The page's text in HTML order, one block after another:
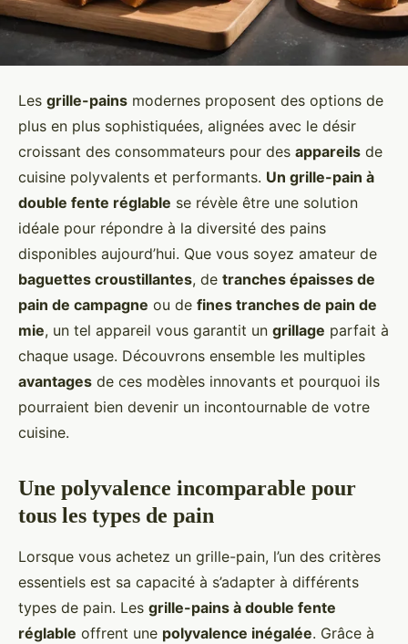
Les grille-pains modernes proposent des options de
plus en plus sophistiquées, alignées avec le désir
croissant des consommateurs pour des appareils de
cuisine polyvalents et performants. Un grille-pain à
double fente réglable se révèle être une solution
idéale pour répondre à la diversité des pains
disponibles aujourd’hui. Que vous soyez amateur de
baguettes croustillantes, de tranches épaisses de
pain de campagne ou de fines tranches de pain de
mie, un tel appareil vous garantit un grillage parfait à
chaque usage. Découvrons ensemble les multiples
avantages de ces modèles innovants et pourquoi ils
pourraient bien devenir un incontournable de votre
cuisine.
Une polyvalence incomparable pour
tous les types de pain
Lorsque vous achetez un grille-pain, l’un des critères
essentiels est sa capacité à s’adapter à différents
types de pain. Les grille-pains à double fente
réglable offrent une polyvalence inégalée. Grâce à